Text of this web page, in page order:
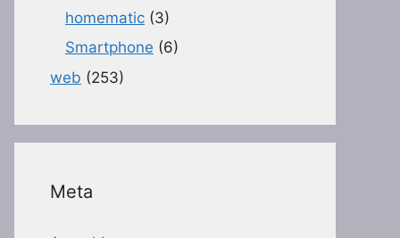
homematic (3)
Smartphone (6)
web (253)
Meta